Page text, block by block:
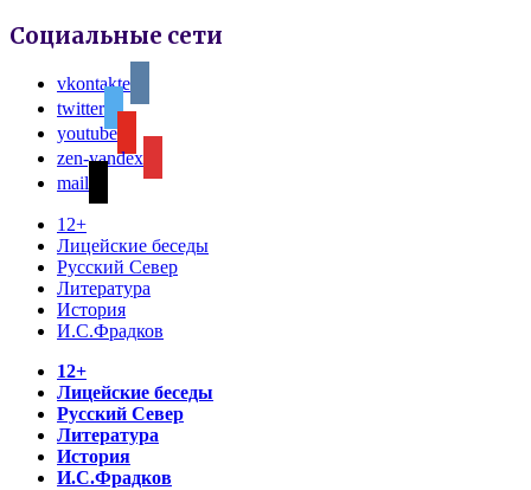
Социальные сети
vkontakte
twitter
youtube
zen-yandex
mail
12+
Лицейские беседы
Русский Север
Литература
История
И.С.Фрадков
12+
Лицейские беседы
Русский Север
Литература
История
И.С.Фрадков